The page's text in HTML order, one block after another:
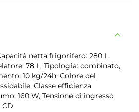
netta frigorifero: 280 L.
78 L, Tipologia: combinato,
10 kg/24h. Colore del
Classe efficienza
160 W, Tensione di ingresso